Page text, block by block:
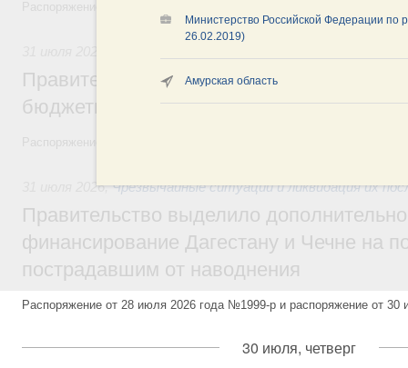
Министерство Российской Федерации по
26.02.2019)
Амурская область
Правительство спишет часть
бюджетным кредитам ещё двум
31 июля 2026,Чрезвычайные ситуации и ликвидация их
Правительство выделило
финансирование Дагестану и Чечне на
пострадавшим от наводнения
Распоряжение от 28 июля 2026 года №1999-р и распоряжение от
30 июля, четверг